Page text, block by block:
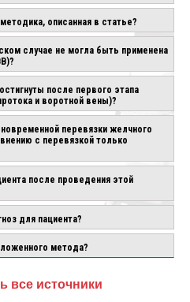
описанная в статье?
случае не могла быть применена
после первого этапа
и воротной вены)?
перевязки желчного
с перевязкой только
после проведения этой
для пациента?
метода?
все источники